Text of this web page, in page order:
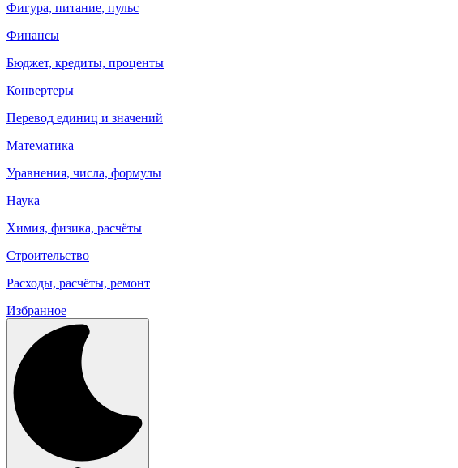
Фигура, питание, пульс
Финансы
Бюджет, кредиты, проценты
Конвертеры
Перевод единиц и значений
Математика
Уравнения, числа, формулы
Наука
Химия, физика, расчёты
Строительство
Расходы, расчёты, ремонт
Избранное